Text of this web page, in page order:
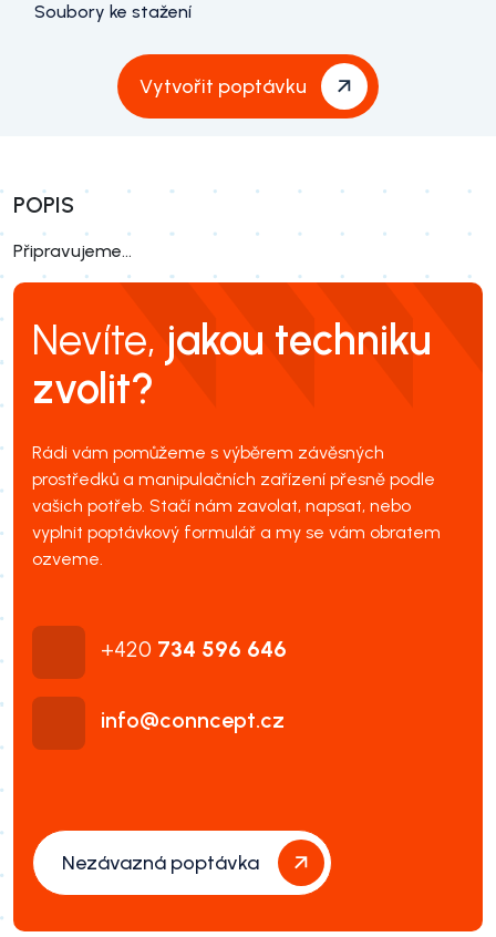
Soubory ke stažení
Vytvořit poptávku
POPIS
Připravujeme...
Nevíte, jakou techniku
zvolit?
Rádi vám pomůžeme s výběrem závěsných
prostředků a manipulačních zařízení přesně podle
vašich potřeb. Stačí nám zavolat, napsat, nebo
vyplnit poptávkový formulář a my se vám obratem
ozveme.
+420 734 596 646
info@conncept.cz
Nezávazná poptávka